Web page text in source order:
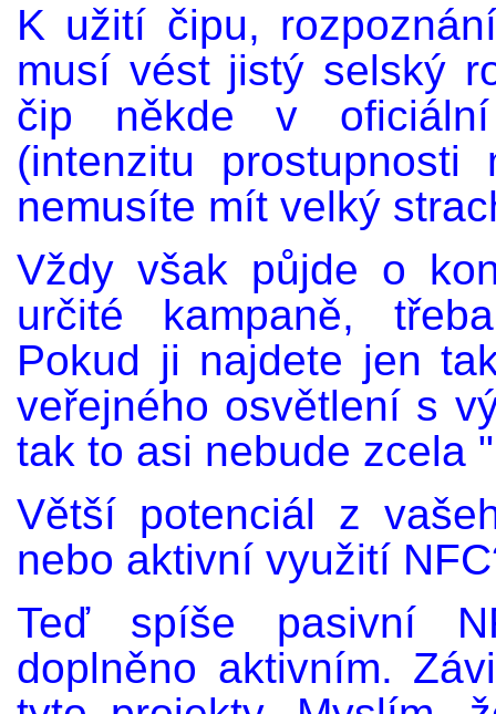
K užití čipu,
musí vést jistý selský
čip někde v
(intenzitu
nemusíte mít velký
Vždy však půjde o
určité kampaně,
Pokud ji najdete jen
veřejného osvětlení s
tak to asi nebude zcela
Větší potenciál z
nebo aktivní využití
Teď spíše pasivní
doplněno aktivním.